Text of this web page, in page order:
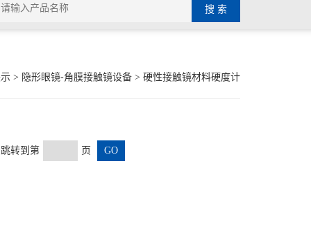
> 隐形眼镜-角膜接触镜设备 > 硬性接触镜材料硬度计
转到第 页